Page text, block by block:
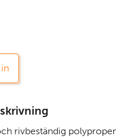
rivbeständig